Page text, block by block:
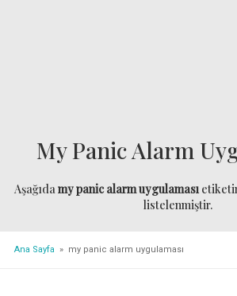
My Panic Alarm
Aşağıdamy panic alarm uygulaması
listelenmiştir.
Ana Sayfa » my panic alarm uygulaması